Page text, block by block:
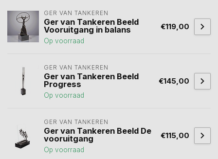
GER VAN TANKEREN
Ger van Tankeren Beeld
Vooruitgang in balans
Op voorraad
€119,00
GER VAN TANKEREN
Ger van Tankeren Beeld
Progress
Op voorraad
€145,00
GER VAN TANKEREN
Ger van Tankeren Beeld De
vooruitgang
Op voorraad
€115,00